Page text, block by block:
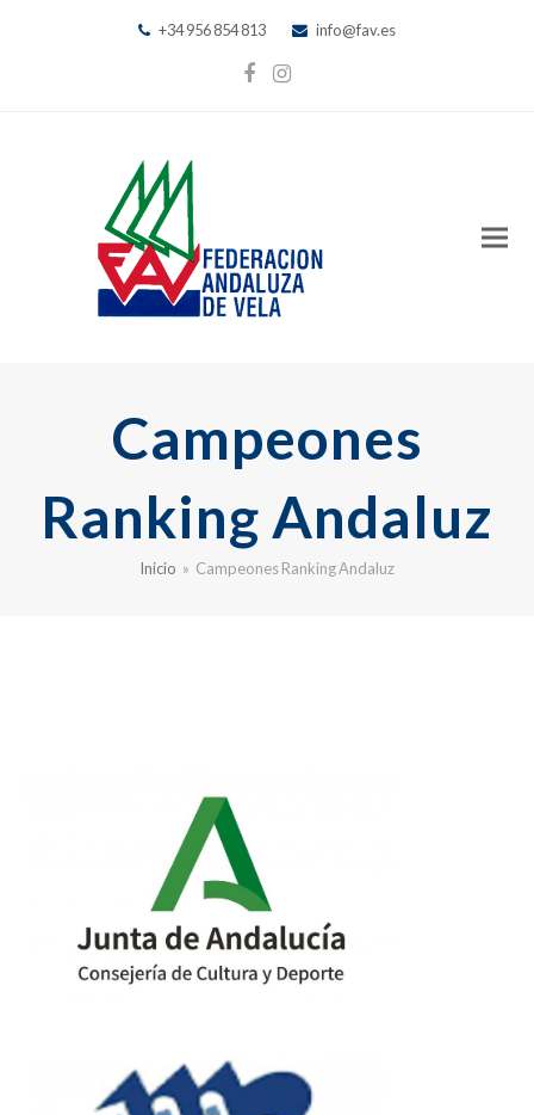
+34 956 854 813 info@fav.es
Facebook
Instagram
Campeones
Ranking Andaluz
Inicio » Campeones Ranking Andaluz